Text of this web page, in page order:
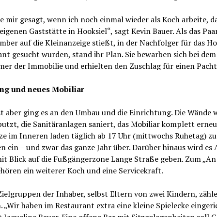
mir gesagt, wenn ich noch einmal wieder als Koch arbeite,
Gaststätte in Hooksiel“, sagt Kevin Bauer. Als das
auf die Kleinanzeige stießt, in der Nachfolger für das
gesucht wurden, stand ihr Plan. Sie bewarben sich bei dem
der Immobilie und erhielten den Zuschlag für einen
und neues Mobiliar
aber ging es an den Umbau und die Einrichtung. Die Wände
die Sanitäranlagen saniert, das Mobiliar komplett
im Inneren laden täglich ab 17 Uhr (mittwochs Ruhetag)
ein – und zwar das ganze Jahr über. Darüber hinaus wird es
Blick auf die Fußgängerzone Lange Straße geben. Zum „An
ein weiterer Koch und eine Servicekraft.
der Inhaber, selbst Eltern von zwei Kindern,
„Wir haben im Restaurant extra eine kleine Spielecke